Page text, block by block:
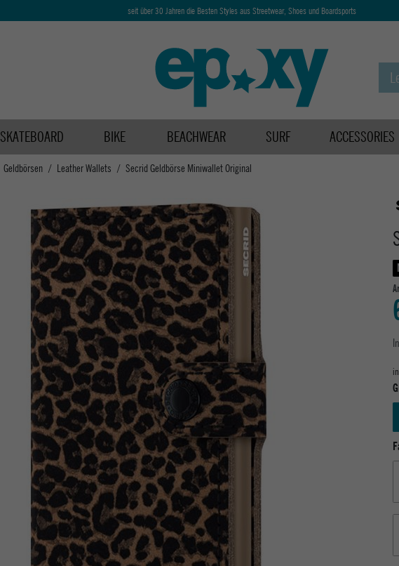
seit über 30 Jahren die Besten Styles aus Streetwear, Shoes und Boardsports
SKATEBOARD BIKE BEACHWEAR SURF ACCESSORIES
Geldbörsen Leather Wallets Secrid Geldbörse Miniwallet Original